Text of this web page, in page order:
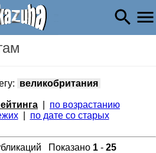
великобритания
по возрастанию
| по дате со старых
Показано 1 - 25